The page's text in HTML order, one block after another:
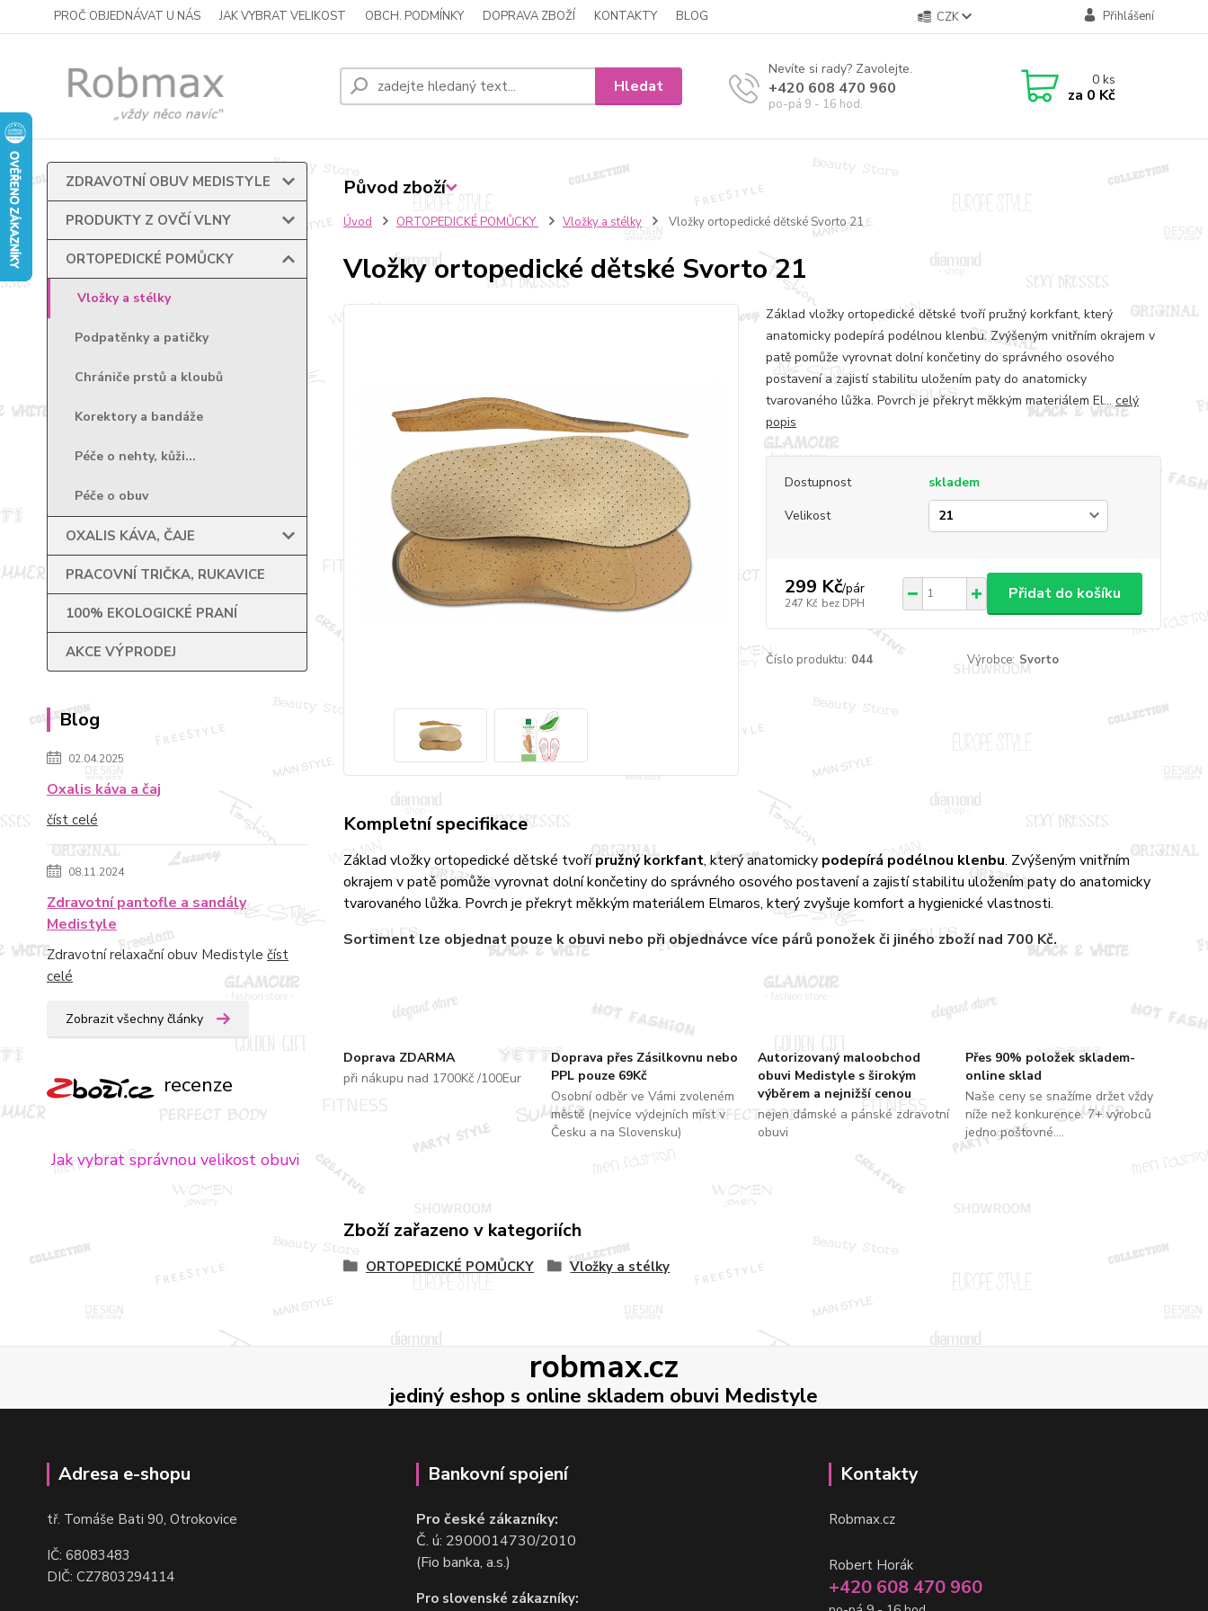
PROČ OBJEDNÁVAT U NÁS JAK VYBRAT VELIKOST OBCH. PODMÍNKY DOPRAVA ZBOŽÍ KONTAKTY BLOG CZK Přihlášení
Hledat
Nevíte si rady? Zavolejte.
+420 608 470 960
po-pá 9 - 16 hod.
0ks
za 0 Kč
ZDRAVOTNÍ OBUV MEDISTYLE
PRODUKTY Z OVČÍ VLNY
ORTOPEDICKÉ POMŮCKY
Vložky a stélky
Podpatěnky a patičky
Chrániče prstů a kloubů
Korektory a bandáže
Péče o nehty, kůži...
Péče o obuv
OXALIS KÁVA, ČAJE
PRACOVNÍ TRIČKA, RUKAVICE
100% EKOLOGICKÉ PRANÍ
AKCE VÝPRODEJ
Blog
02.04.2025
Oxalis káva a čaj
číst celé
08.11.2024
Zdravotní pantofle a sandály
Medistyle
Zdravotní relaxační obuv Medistyle číst
celé
Zobrazit všechny články
recenze
Jak vybrat správnou velikost obuvi
Úvod ORTOPEDICKÉ POMŮCKY Vložky a stélky Vložky ortopedické dětské Svorto 21
Vložky ortopedické dětské Svorto 21
Základ vložky ortopedické dětské tvoří pružný korkfant, který
anatomicky podepírá podélnou klenbu. Zvýšeným vnitřním okrajem v
patě pomůže vyrovnat dolní končetiny do správného osového
postavení a zajistí stabilitu uložením paty do anatomicky
tvarovaného lůžka. Povrch je překryt měkkým materiálem El... celý
popis
Dostupnost
skladem
Velikost
299 Kč/pár
247 Kč bez DPH
Přidat do košíku
Číslo produktu: 044 Výrobce: Svorto
Doprava ZDARMA
při nákupu nad 1700Kč /100Eur
Doprava přes Zásilkovnu nebo
PPL pouze 69Kč
Osobní odběr ve Vámi zvoleném
městě (nejvíce výdejních míst v
Česku a na Slovensku)
Autorizovaný maloobchod
obuvi Medistyle s širokým
výběrem a nejnižší cenou
nejen dámské a pánské zdravotní
obuvi
Přes 90% položek skladem-
online sklad
Naše ceny se snažíme držet vždy
níže než konkurence. 7+ výrobců
jedno poštovné....
Kompletní specifikace
Základ vložky ortopedické dětské tvořípružný korkfant, který anatomicky podepírá podélnou klenbu. Zvýšeným vnitřním
okrajem v patě pomůže vyrovnat dolní končetiny do správného osového postavení a zajistí stabilitu uložením paty do anatomicky
tvarovaného lůžka. Povrch je překryt měkkým materiálem Elmaros, který zvyšuje komfort a hygienické vlastnosti.
Sortimentlze objednat pouze k obuvi nebo při objednávce více párů ponožek či jiného zboží nad 700 Kč.
Původ zboží
Zboží zařazeno v kategoriích
ORTOPEDICKÉ POMŮCKY Vložky a stélky
robmax.cz
jediný eshop s online skladem obuvi Medistyle
Adresa e-shopu
tř. Tomáše Bati 90, Otrokovice
IČ: 68083483
DIČ: CZ7803294114
Bankovní spojení
Pro české zákazníky:
Č. ú: 2900014730/2010
(Fio banka, a.s.)
Pro slovenské zákazníky:
Kontakty
Robmax.cz
Robert Horák
+420 608 470 960